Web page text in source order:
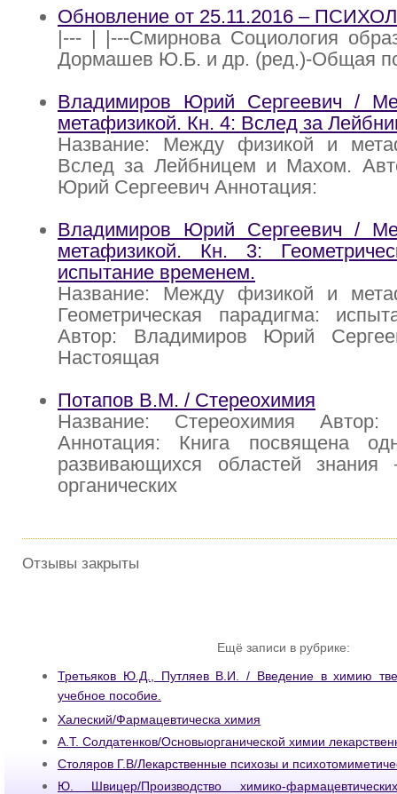
Обновление от 25.11.2016 –
|--- | |---Смирнова Социология
Дормашев Ю.Б. и др. (ред.)-Общая
Владимиров Юрий Сергеевич /
метафизикой. Кн. 4: Вслед за
Название: Между физикой и
Вслед за Лейбницем и Махом.
Юрий Сергеевич Аннотация:
Владимиров Юрий Сергеевич /
метафизикой. Кн. 3:
испытание временем.
Название: Между физикой и
Геометрическая парадигма:
Автор: Владимиров Юрий
Настоящая
Потапов В.М. / Стереохимия
Название: Стереохимия
Аннотация: Книга посвящена
развивающихся областей
органических
Отзывы закрыты
Ещё записи в рубрике:
Третьяков Ю.Д., Путляев В.И. / Введение в химию
учебное пособие.
Халеский/Фармацевтическа химия
А.Т. Солдатенков/Основыорганической химии
Столяров Г.В/Лекарственные психозы и
Ю. Швицер/Производство химико-